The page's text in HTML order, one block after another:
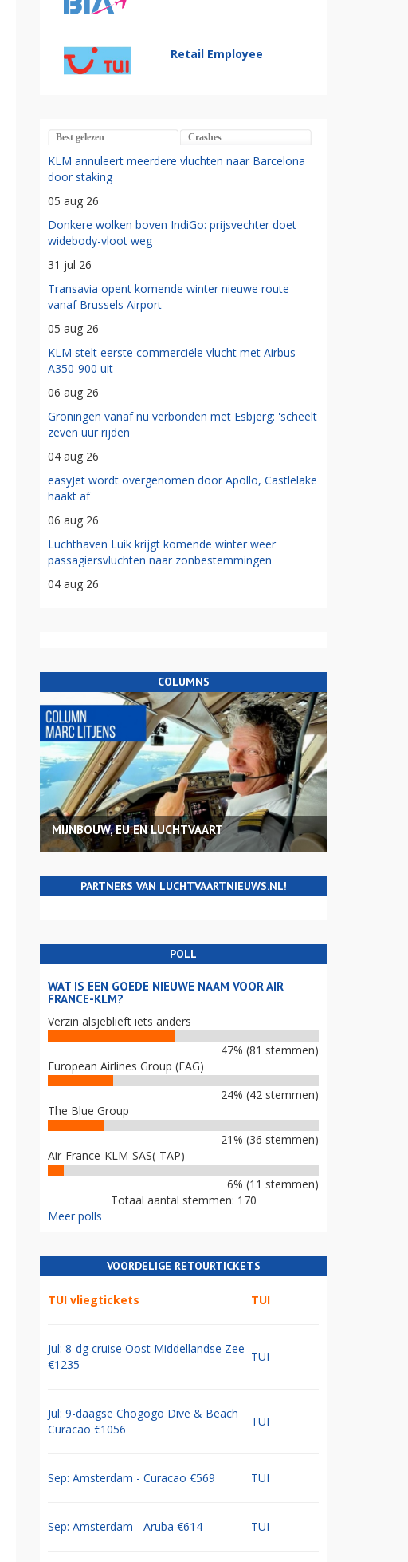
Retail Employee
Best gelezen Crashes
KLM annuleert meerdere vluchten naar Barcelona
door staking
05 aug 26
Donkere wolken boven IndiGo: prijsvechter doet
widebody-vloot weg
31 jul 26
Transavia opent komende winter nieuwe route
vanaf Brussels Airport
05 aug 26
KLM stelt eerste commerciële vlucht met Airbus
A350-900 uit
06 aug 26
Groningen vanaf nu verbonden met Esbjerg: 'scheelt
zeven uur rijden'
04 aug 26
easyJet wordt overgenomen door Apollo, Castlelake
haakt af
06 aug 26
Luchthaven Luik krijgt komende winter weer
passagiersvluchten naar zonbestemmingen
04 aug 26
COLUMNS
MIJNBOUW, EU EN LUCHTVAART
PARTNERS VAN LUCHTVAARTNIEUWS.NL!
POLL
WAT IS EEN GOEDE NIEUWE NAAM VOOR AIR
FRANCE-KLM?
Verzin alsjeblieft iets anders
47% (81 stemmen)
European Airlines Group (EAG)
24% (42 stemmen)
The Blue Group
21% (36 stemmen)
Air-France-KLM-SAS(-TAP)
6% (11 stemmen)
Totaal aantal stemmen: 170
Meer polls
VOORDELIGE RETOURTICKETS
TUI vliegtickets TUI
Jul: 8-dg cruise Oost Middellandse Zee
€1235
TUI
Jul: 9-daagse Chogogo Dive & Beach
Curacao €1056
TUI
Sep: Amsterdam - Curacao €569 TUI
Sep: Amsterdam - Aruba €614 TUI